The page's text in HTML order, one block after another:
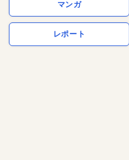
マンガ
レポート